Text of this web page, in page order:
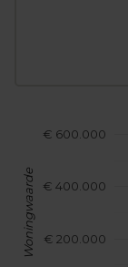
€ 200.000
€ 400.000
€ 600.000
Woningwaarde